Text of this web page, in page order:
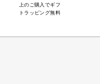
上のご購入でギフ
トラッピング無料